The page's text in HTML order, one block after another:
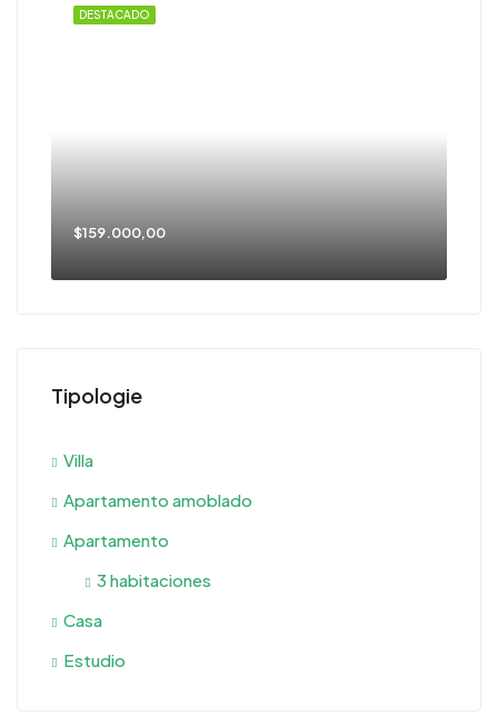
DESTACADO
$159.000,00
Tipologie
Villa
Apartamento amoblado
Apartamento
3 habitaciones
Casa
Estudio